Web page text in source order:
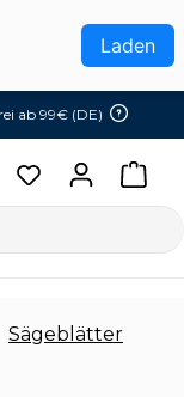
Laden
Sägeblätter